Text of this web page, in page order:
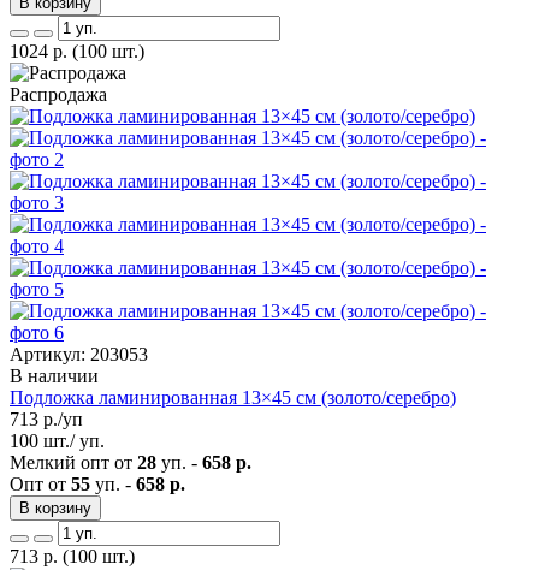
1024 р. (100 шт.)
Распродажа
Артикул: 203053
В наличии
Подложка ламинированная 13×45 см (золото/серебро)
713 р./уп
100 шт./ уп.
Мелкий опт от 28 уп. - 658 р.
Опт от 55 уп. - 658 р.
В корзину
713 р. (100 шт.)